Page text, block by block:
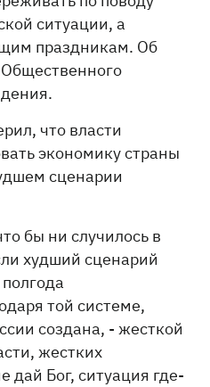
ситуации, а
праздникам. Об
Общественного
что власти
экономику страны
сценарии
бы ни случилось в
худший сценарий
той системе,
создана, - жесткой
жестких
дай Бог, ситуация где-